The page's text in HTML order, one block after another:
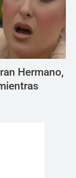
Hermano,